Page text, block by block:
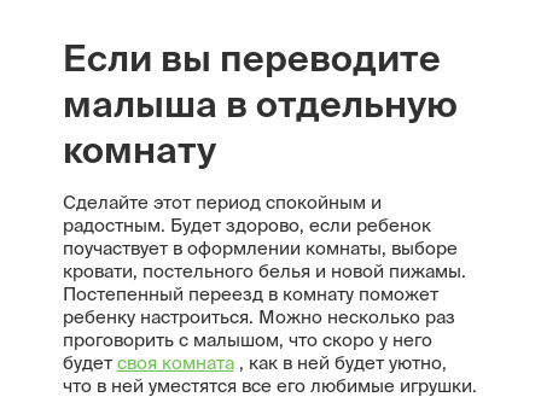
Если вы переводите
малыша в отдельную
комнату
Сделайте этот период спокойным и
радостным. Будет здорово, если ребенок
поучаствует в оформлении комнаты, выборе
кровати, постельного белья и новой пижамы.
Постепенный переезд в комнату поможет
ребенку настроиться. Можно несколько раз
проговорить с малышом, что скоро у него
будет своя комната, как в ней будет уютно,
что в ней уместятся все его любимые игрушки.